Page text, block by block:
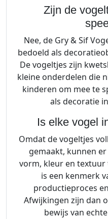
Zijn de
Nee, de Gry & Sif
bedoeld als
De vogeltjes zijn
kleine onderdelen die
kinderen om mee te
als decoratie
Is elke vogel
Omdat de vogeltjes
gemaakt, kunnen
vorm, kleur en textuur
is een kenmerk
productieproces
Afwijkingen zijn dan
bewijs van